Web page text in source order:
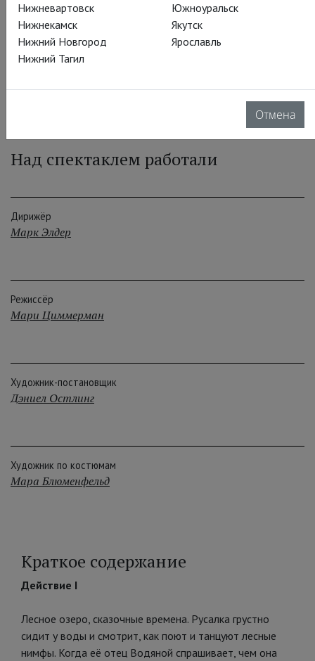
Эрик Оуэнс
Над спектаклем работали
Дирижёр
Марк Элдер
Режиссёр
Мари Циммерман
Художник-постановщик
Дэниел Остлинг
Художник по костюмам
Мара Блюменфельд
Краткое содержание
Действие I
Лесное озеро, сказочные времена. Русалка грустно
сидит у воды и смотрит, как поют и танцуют лесные
нимфы. Когда её отец Водяной спрашивает, чем она
Нижневартовск
Нижнекамск
Нижний Новгород
Нижний Тагил
Южноуральск
Якутск
Ярославль
Отмена